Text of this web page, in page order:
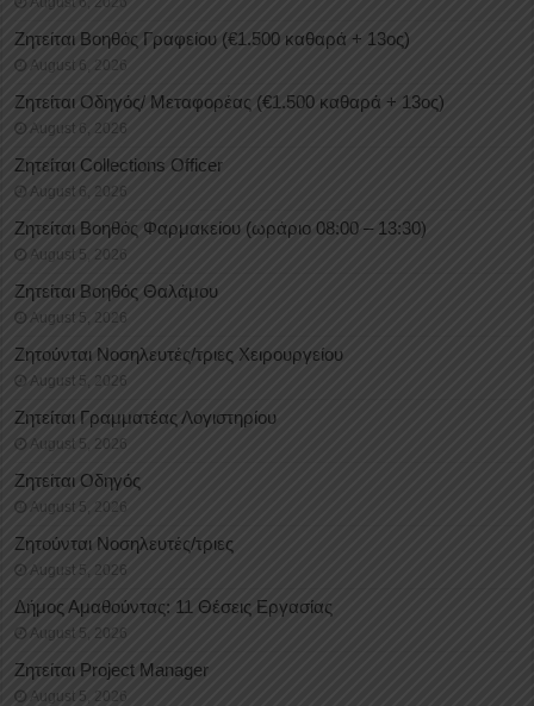
Ζητείται Βοηθός Γραφείου (€1.500 καθαρά + 13ος)
August 6, 2026
Ζητείται Οδηγός/ Μεταφορέας (€1.500 καθαρά + 13ος)
August 6, 2026
Ζητείται Collections Officer
August 6, 2026
Ζητείται Βοηθός Φαρμακείου (ωράριο 08:00 – 13:30)
August 5, 2026
Ζητείται Βοηθός Θαλάμου
August 5, 2026
Ζητούνται Νοσηλευτές/τριες Χειρουργείου
August 5, 2026
Ζητείται Γραμματέας Λογιστηρίου
August 5, 2026
Ζητείται Οδηγός
August 5, 2026
Ζητούνται Νοσηλευτές/τριες
August 5, 2026
Δήμος Αμαθούντας: 11 Θέσεις Εργασίας
August 5, 2026
Ζητείται Project Manager
August 5, 2026